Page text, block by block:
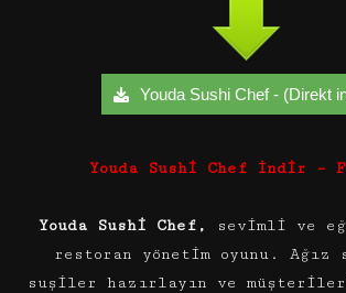
Youda Sushi Chef - (Direkt
Youda Sushi Chef İndir –
Youda Sushi Chef,
sevimli ve
restoran yönetim oyunu. Ağız
suşiler hazırlayın ve